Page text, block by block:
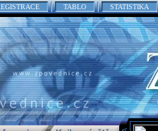
TABLO STATISTIKA